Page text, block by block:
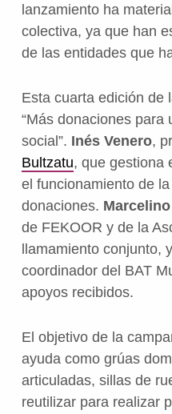
lanzamiento ha
colectiva, ya que han
de las entidades que
Esta cuarta edición de
“Más donaciones para
social”. Inés Venero,
Bultzatu, que gestiona
el funcionamiento de
donaciones.
de FEKOOR y de la
llamamiento conjunto, y
coordinador del BAT
apoyos recibidos.
El objetivo de la
ayuda como grúas
articuladas, sillas de
reutilizar para realizar